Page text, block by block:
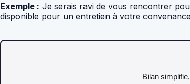
Exemple : Je serais ravi de vous rencontrer
disponible pour un entretien à votre
Bilan